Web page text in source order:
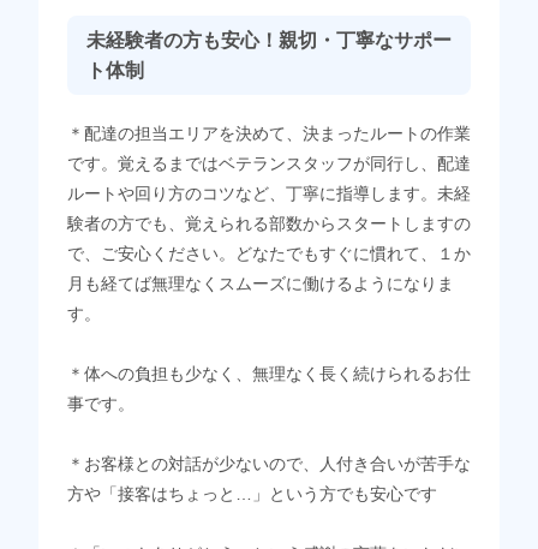
未経験者の方も安心！親切・丁寧なサポー
ト体制
＊配達の担当エリアを決めて、決まったルートの作業
です。覚えるまではベテランスタッフが同行し、配達
ルートや回り方のコツなど、丁寧に指導します。未経
験者の方でも、覚えられる部数からスタートしますの
で、ご安心ください。どなたでもすぐに慣れて、１か
月も経てば無理なくスムーズに働けるようになりま
す。
＊体への負担も少なく、無理なく長く続けられるお仕
事です。
＊お客様との対話が少ないので、人付き合いが苦手な
方や「接客はちょっと…」という方でも安心です